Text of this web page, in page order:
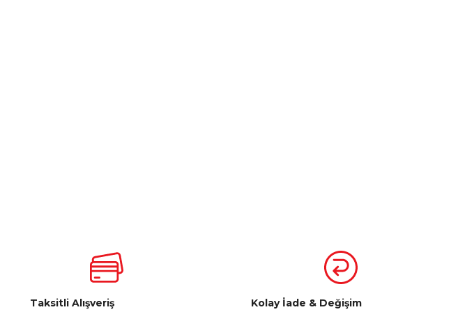
Taksitli Alışveriş Kolay İade & Değişim